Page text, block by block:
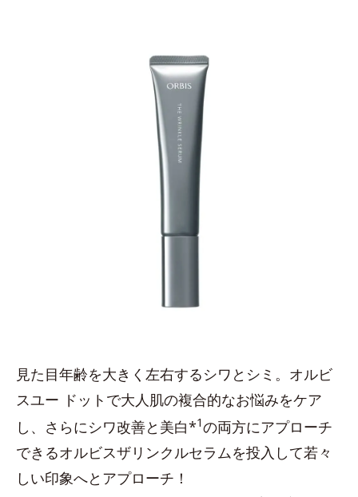
見た目年齢を大きく左右するシワとシミ。オルビ
スユー ドットで大人肌の複合的なお悩みをケア
し、さらにシワ改善と美白*1の両方にアプローチ
できるオルビスザリンクルセラムを投入して若々
しい印象へとアプローチ！